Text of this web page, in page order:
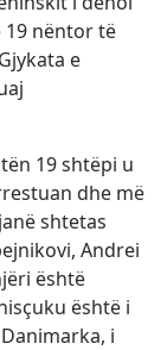
nëntor të
e
19 shtëpi u
dhe më
shtetas
Andrei
është
është i
i